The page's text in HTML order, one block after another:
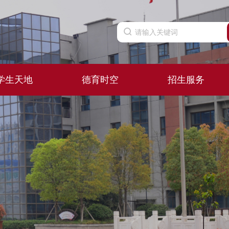
生天地 德育时空 招生服务